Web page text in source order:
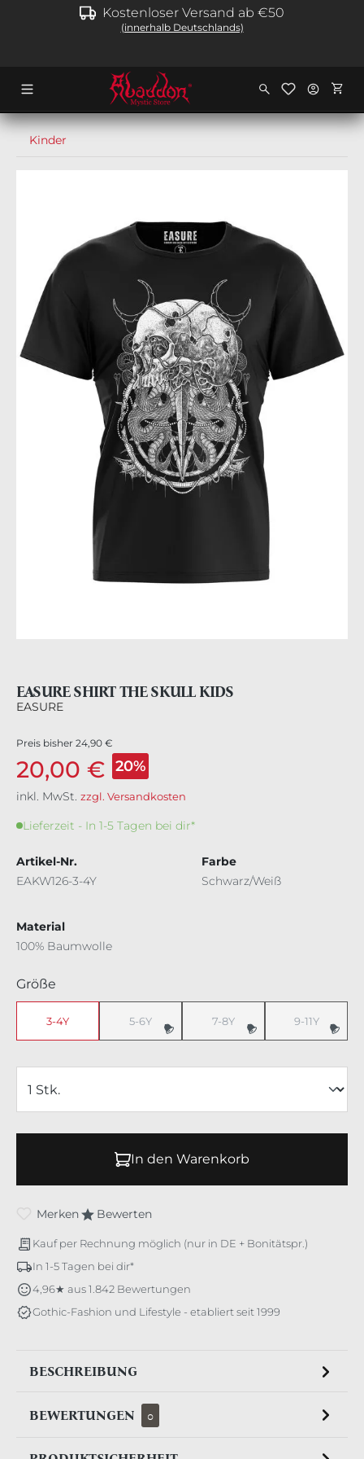
springen Kostenloser Versand ab €50
(innerhalb Deutschlands)
Kinder
EASURE SHIRT THE SKULL KIDS
EASURE
Preis bisher 24,90 €
20,00 € 20%
inkl. MwSt. zzgl. Versandkosten
Lieferzeit - In 1-5 Tagen bei dir*
Artikel-Nr.
EAKW126-3-4Y
Farbe
Schwarz/Weiß
Material
100% Baumwolle
Größe
3-4Y 5-6Y(Diese Option ist zurzeit nicht verfügbar.)
7-8Y(Diese Option ist zurzeit nicht
9-11Y(Diese
In den Warenkorb
Merken Bewerten
Kauf per Rechnung möglich (nur in DE + Bonitätspr.)
In 1-5 Tagen bei dir*
4,96★ aus 1.842 Bewertungen
Gothic-Fashion und Lifestyle - etabliert seit 1999
BESCHREIBUNG
BEWERTUNGEN 0